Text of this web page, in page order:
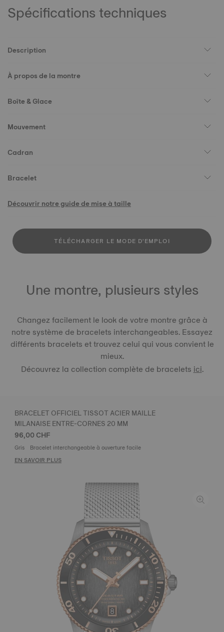
Spécifications techniques
Description
À propos de la montre
Boîte & Glace
Mouvement
Cadran
Bracelet
Découvrir notre guide de mise à taille
TÉLÉCHARGER LE MODE D'EMPLOI
Une montre, plusieurs styles
Changez facilement le look de votre montre grâce à
notre système de bracelets interchangeables. Essayez
différents bracelets et trouvez celui qui vous convient le
mieux.
Découvrez la collection complète de braceletsici.
BRACELET OFFICIEL TISSOT ACIER MAILLE
MILANAISE ENTRE-CORNES 20 MM
96,00 CHF
Gris Bracelet interchangeable à ouverture facile
EN SAVOIR PLUS